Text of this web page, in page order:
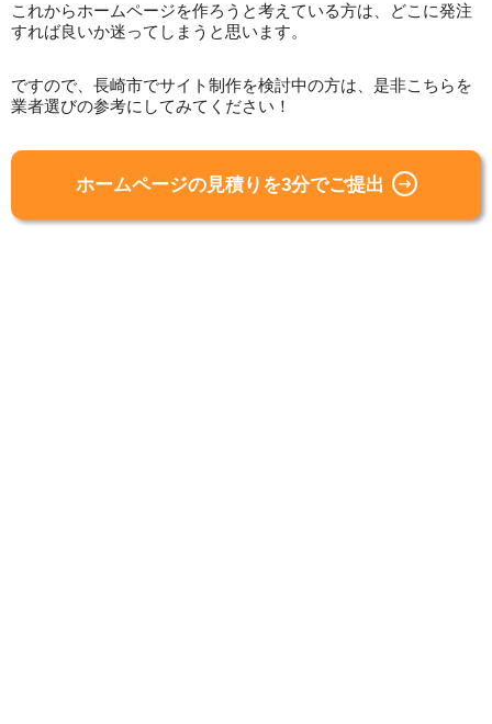
これからホームページを作ろうと考えている方は、どこに発注
すれば良いか迷ってしまうと思います。
ですので、長崎市でサイト制作を検討中の方は、是非こちらを
業者選びの参考にしてみてください！
ホームページの見積りを3分でご提出